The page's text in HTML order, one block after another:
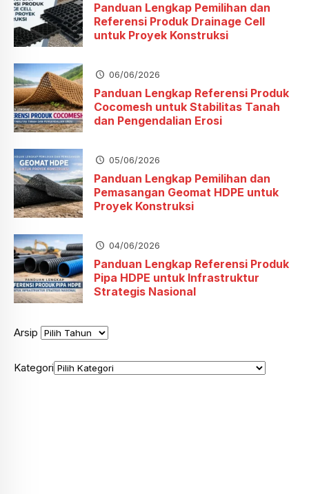
Panduan Lengkap Pemilihan dan
Referensi Produk Drainage Cell
untuk Proyek Konstruksi
06/06/2026
Panduan Lengkap Referensi Produk
Cocomesh untuk Stabilitas Tanah
dan Pengendalian Erosi
05/06/2026
Panduan Lengkap Pemilihan dan
Pemasangan Geomat HDPE untuk
Proyek Konstruksi
04/06/2026
Panduan Lengkap Referensi Produk
Pipa HDPE untuk Infrastruktur
Strategis Nasional
Arsip
Kategori